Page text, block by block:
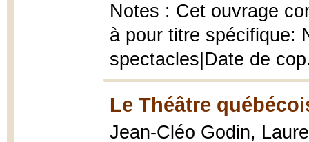
Notes : Cet ouvrage
à pour titre spécifique:
spectacles|Date de
Le Théâtre
Jean-Cléo Godin,